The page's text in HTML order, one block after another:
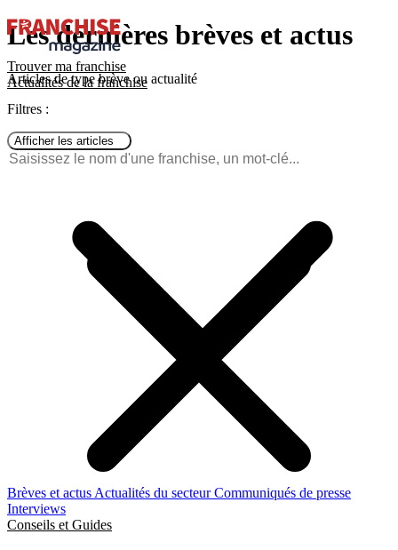
Trouver ma franchise
Actualités de la franchise
Brèves et actusActualités du secteurCommuniqués de presse
Interviews
Conseils et Guides
Les dernières brèves et actus
Articles de type brève ou actualité
Filtres :
Afficher les articles